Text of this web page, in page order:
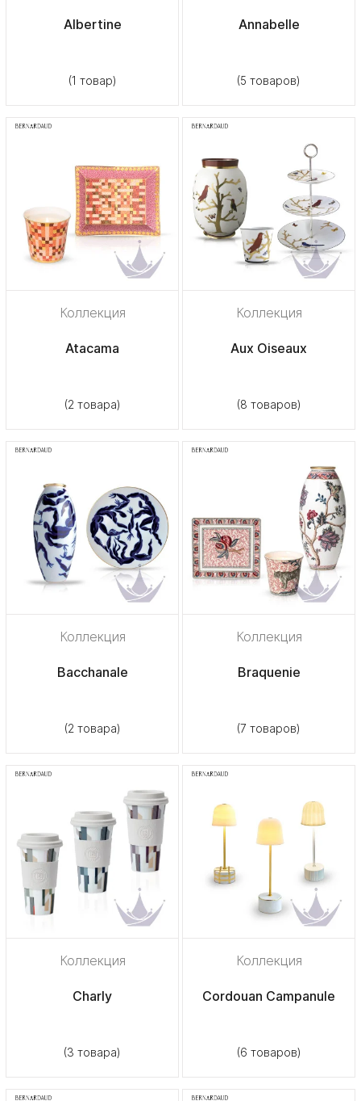
Albertine
(1 товар)
Annabelle
(5 товаров)
Коллекция
Atacama
(2 товара)
Коллекция
Aux Oiseaux
(8 товаров)
Коллекция
Bacchanale
(2 товара)
Коллекция
Braquenie
(7 товаров)
Коллекция
Charly
(3 товара)
Коллекция
Cordouan Campanule
(6 товаров)